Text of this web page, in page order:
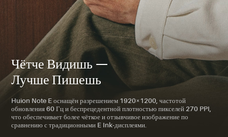
Чётче Видишь —
Лучше Пишешь
Huion Note E оснащён разрешением 1920×1200, частотой
обновления 60 Гц и беспрецедентной плотностью пикселей 270 PPI,
что обеспечивает более чёткое и отзывчивое изображение по
сравнению с традиционными E Ink-дисплеями.